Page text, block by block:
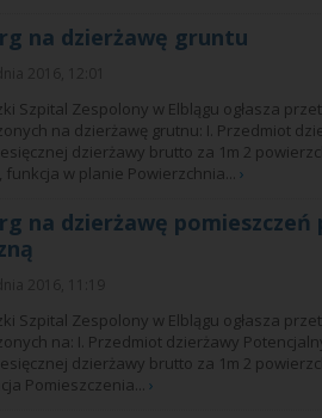
na dzierżawę gruntu
Szpital Zespolony w Elblągu ogłasza
na dzierżawę grutnu: I. Przedmiot
dzierżawy brutto za 1m 2
funkcja w planie Powierzchnia... ›
na dzierżawę pomieszczeń
Szpital Zespolony w Elblągu ogłasza
na: I. Przedmiot dzierżawy
dzierżawy brutto za 1m 2
Pomieszczenia... ›